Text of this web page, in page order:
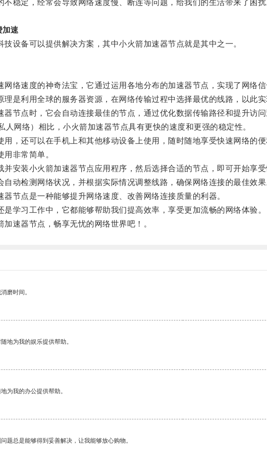
定，经常会导致网络速度慢、断连等问题，给我们的生活带来了困扰
加速
备可以提供解决方案，其中小火箭加速器节点就是其中之一。
速度的神奇法宝，它通过运用各地分布的加速器节点，实现了网络信
利用全球的服务器资源，在网络传输过程中选择最优的线路，以此实
点时，它会自动连接最佳的节点，通过优化数据传输路径和提升访问
网络）相比，小火箭加速器节点具有更快的速度和更强的稳定性。
还可以在手机上和其他移动设备上使用，随时随地享受快速网络的便
非常简单。
装小火箭加速器节点应用程序，然后选择合适的节点，即可开始享受
检测网络状况，并根据实际情况调整线路，确保网络连接的最佳效果
节点是一种能够提升网络速度、改善网络连接质量的利器。
习工作中，它都能够帮助我们提高效率，享受更加流畅的网络体验。
速器节点，畅享无忧的网络世界吧！。
磨时间。
地为我的娱乐提供帮助。
为我的办公提供帮助。
题总是能够得到妥善解决，让我能够放心购物。